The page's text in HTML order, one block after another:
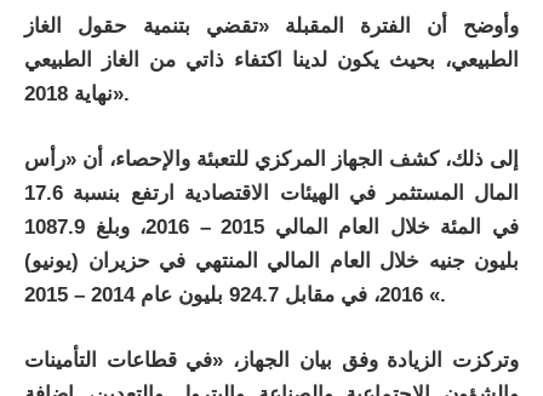
وأوضح أن الفترة المقبلة «تقضي بتنمية حقول الغاز
الطبيعي، بحيث يكون لدينا اكتفاء ذاتي من الغاز الطبيعي
نهاية 2018».
إلى ذلك، كشف الجهاز المركزي للتعبئة والإحصاء، أن «رأس
المال المستثمر في الهيئات الاقتصادية ارتفع بنسبة 17.6
في المئة خلال العام المالي 2015 – 2016، وبلغ 1087.9
بليون جنيه خلال العام المالي المنتهي في حزيران (يونيو)
2016، في مقابل 924.7 بليون عام 2014 – 2015 «.
وتركزت الزيادة وفق بيان الجهاز، «في قطاعات التأمينات